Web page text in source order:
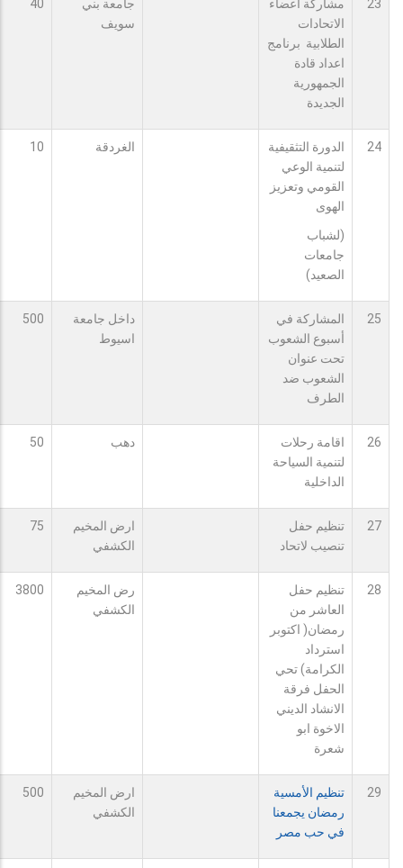
23
مشاركة أعضاء
الاتحادات
الطلابية برنامج
اعداد قادة
الجمهورية
الجديدة
جامعة بني
سويف
40
24
الدورة التثقيفية
لتنمية الوعي
القومي وتعزيز
الهوى
(لشباب
جامعات
الصعيد)
الغردقة 10
25
المشاركة في
أسبوع الشعوب
تحت عنوان
الشعوب ضد
الطرف
داخل جامعة
اسيوط
500
26
اقامة رحلات
لتنمية السياحة
الداخلية
دهب 50
27
تنظيم حفل
تنصيب لاتحاد
ارض المخيم
الكشفي
75
28
تنظيم حفل
العاشر من
رمضان( اكتوبر
استرداد
الكرامة) تحي
الحفل فرقة
الانشاد الديني
الاخوة ابو
شعرة
رض المخيم
الكشفي
3800
29
تنظيم الأمسية
رمضان يجمعنا
في حب مصر
ارض المخيم
الكشفي
500